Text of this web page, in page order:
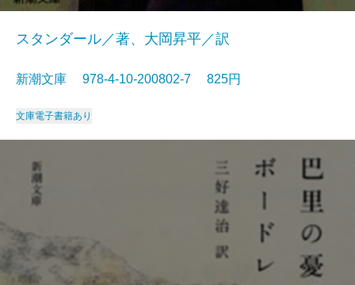
スタンダール／著、大岡昇平／訳
新潮文庫 978-4-10-200802-7 825円
文庫電子書籍あり